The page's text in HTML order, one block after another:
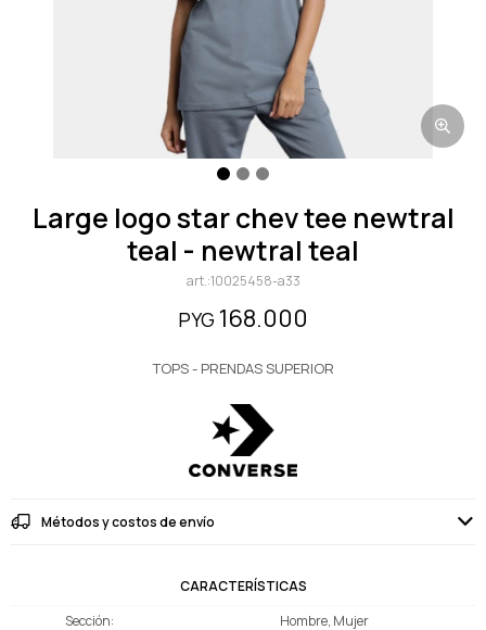
large logo star chev tee newtral
teal - newtral teal
10025458-a33
PYG 168.000
TOPS - PRENDAS SUPERIOR
Métodos y costos de envío
CARACTERÍSTICAS
Sección
Hombre, Mujer